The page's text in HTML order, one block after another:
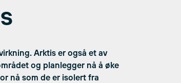
Arktis er også et av
og planlegger nå å øke
nå som de er isolert fra